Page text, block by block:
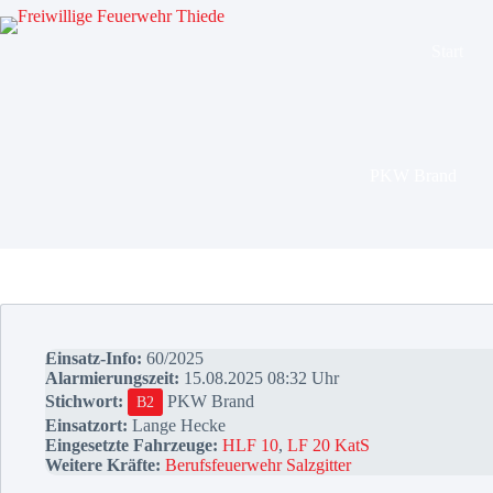
Zum
Inhalt
Einsatz-Info: 60/2025
Alarmierungszeit: 15.08.2025 08:32 Uhr
Stichwort:
B2
PKW Brand
Einsatzort: Lange Hecke
Eingesetzte Fahrzeuge: HLF 10, LF 20 KatS
Weitere Kräfte: Berufsfeuerwehr Salzgitter